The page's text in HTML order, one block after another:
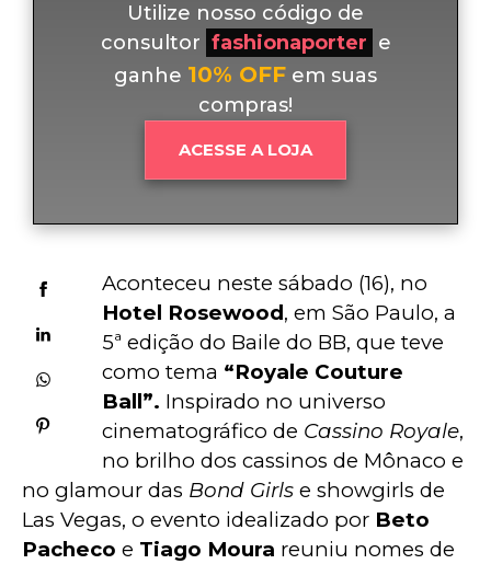
Utilize nosso código de
consultor fashionaporter e
ganhe 10% OFF em suas
compras!
ACESSE A LOJA
Aconteceu neste sábado (16), no
Hotel Rosewood, em São Paulo, a
5ª edição do Baile do BB, que teve
como tema “Royale Couture
Ball”. Inspirado no universo
cinematográfico de Cassino Royale,
no brilho dos cassinos de Mônaco e
no glamour das Bond Girls e showgirls de
Las Vegas, o evento idealizado por Beto
Pacheco e Tiago Moura reuniu nomes de